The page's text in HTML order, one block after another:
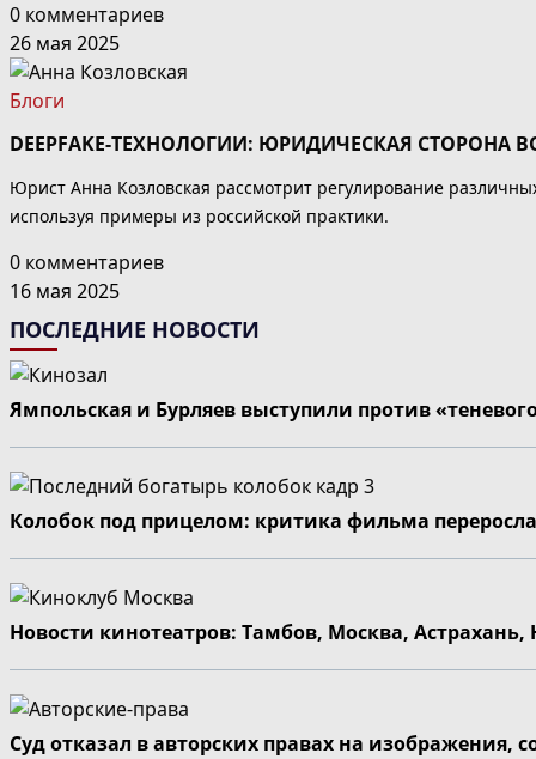
0 комментариев
26 мая 2025
Блоги
DEEPFAKE-ТЕХНОЛОГИИ: ЮРИДИЧЕСКАЯ СТОРОНА
Юрист Анна Козловская рассмотрит регулирование
используя примеры из российской практики.
0 комментариев
16 мая 2025
ПОСЛЕДНИЕ НОВОСТИ
Ямпольская и Бурляев выступили против
Колобок под прицелом: критика фильма
Новости кинотеатров: Тамбов, Москва,
Суд отказал в авторских правах на изображения,